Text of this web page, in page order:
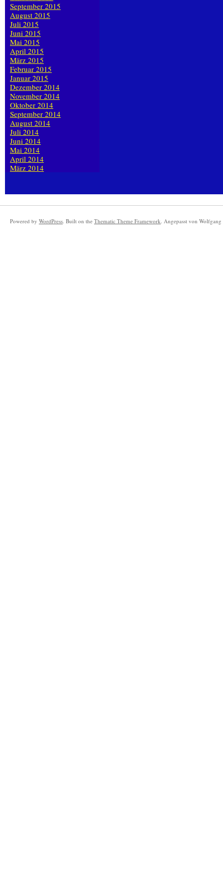
September 2015
August 2015
Juli 2015
Juni 2015
Mai 2015
April 2015
März 2015
Februar 2015
Januar 2015
Dezember 2014
November 2014
Oktober 2014
September 2014
August 2014
Juli 2014
Juni 2014
Mai 2014
April 2014
März 2014
Powered by WordPress. Built on the Thematic Theme Framework. Angepasst von